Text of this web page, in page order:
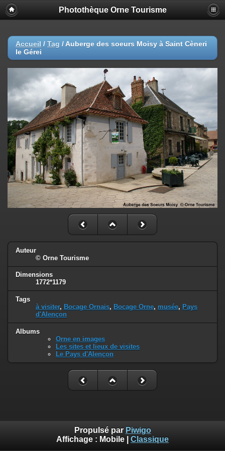
Photothèque Orne Tourisme
Accueil / Tag / Auberge des soeurs Moisy à Saint Cèneri
le Gérei
Auteur
© Orne Tourisme
Dimensions
1772*1179
Tags
à visiter, Bocage Ornais, Bocage Orne, musée, Pays
d'Alençon
Albums
Orne en images
Les sites et lieux de visites
Le Pays d'Alençon
Propulsé par Piwigo
Affichage : Mobile Classique